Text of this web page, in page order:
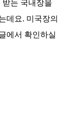
받는 국내장을
데요. 미국장의
에서 확인하실